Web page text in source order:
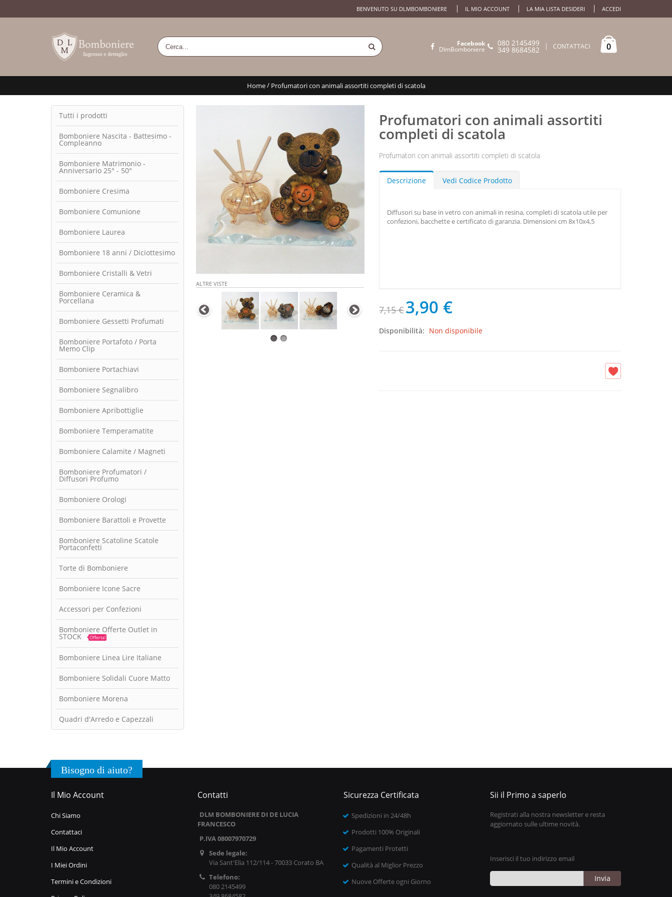
IL MIO ACCOUNT LA MIA LISTA DESIDERI ACCEDI
BENVENUTO SU DLMBOMBONIERE
Facebook
DlmBomboniere
080 2145499
349 8684582 CONTATTACI 0
Home/ Profumatori con animali assortiti completi di scatola
ALTRE VISTE
Profumatori con animali assortiti
completi di scatola
Profumatori con animali assortiti completi di scatola
Descrizione Vedi Codice Prodotto
Diffusori su base in vetro con animali in resina, completi di scatola utile per
confezioni, bacchette e certificato di garanzia. Dimensioni cm 8x10x4,5
7,15 €3,90 €
Disponibilità: Non disponibile
Tutti i prodotti
Bomboniere Nascita - Battesimo -
Compleanno
Bomboniere Matrimonio -
Anniversario 25° - 50°
Bomboniere Cresima
Bomboniere Comunione
Bomboniere Laurea
Bomboniere 18 anni / Diciottesimo
Bomboniere Cristalli & Vetri
Bomboniere Ceramica &
Porcellana
Bomboniere Gessetti Profumati
Bomboniere Portafoto / Porta
Memo Clip
Bomboniere Portachiavi
Bomboniere Segnalibro
Bomboniere Apribottiglie
Bomboniere Temperamatite
Bomboniere Calamite / Magneti
Bomboniere Profumatori /
Diffusori Profumo
Bomboniere Orologi
Bomboniere Barattoli e Provette
Bomboniere Scatoline Scatole
Portaconfetti
Torte di Bomboniere
Bomboniere Icone Sacre
Accessori per Confezioni
Bomboniere Offerte Outlet in
STOCK Offerta!
Bomboniere Linea Lire Italiane
Bomboniere Solidali Cuore Matto
Bomboniere Morena
Quadri d'Arredo e Capezzali
Bisogno di aiuto?
Il Mio Account
Chi Siamo
Contattaci
Il Mio Account
I Miei Ordini
Termini e Condizioni
Contatti
DLM BOMBONIERE DI DE LUCIA
FRANCESCO
P.IVA 08007970729
Sede legale:
Via Sant'Elia 112/114 - 70033 Corato BA
Telefono:
080 2145499
Sicurezza Certificata
Spedizioni in 24/48h
Prodotti 100% Originali
Pagamenti Protetti
Qualità al Miglior Prezzo
Nuove Offerte ogni Giorno
Sii il Primo a saperlo
Registrati alla nostra newsletter e resta
aggiornato sulle ultime novità.
Inserisci il tuo indirizzo email
Invia